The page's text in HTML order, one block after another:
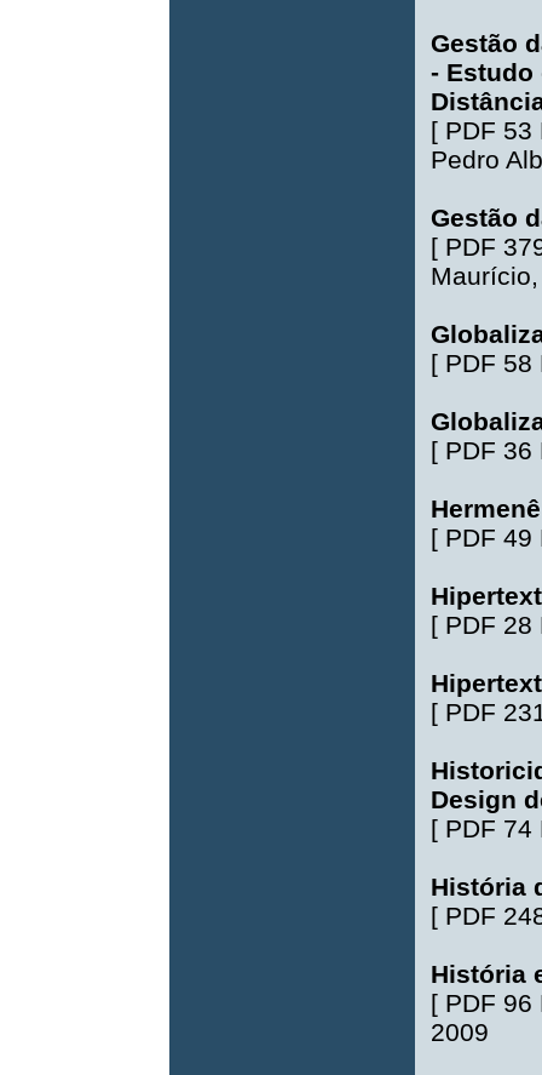
Gestão
- Estudo
[ PDF 53
Pedro
Gestão
[ PDF
Maurício
[ PDF 58
[ PDF 36
[ PDF 49
[ PDF 28
[ PDF
Design
[ PDF 74
História
[ PDF
História
[ PDF 96
2009